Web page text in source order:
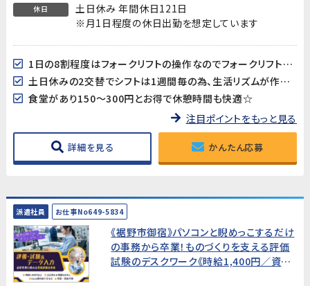
休日
土日休み 年間休日121日
※月1日程度の休日出勤を想定しています
1日の8割程度はフォークリフトの操作なのでフォークリフト作業が好きな方にはおすすめ！
土日休みの2交替でシフトは1週間毎の為、生活リズムが作りやすい♪
食堂があり150～300円とお得で休憩時間も快適☆
注目ポイントをもっと見る
詳細を見る かんたん応募
派遣社員 お仕事No649-5834
《裾野市御宿》パソコンと睨めっこするだけ
の事務から卒業！ものづくりを支える評価
試験のデスクワーク《時給1,400円／資格